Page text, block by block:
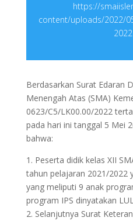
https://
content/uploads/2022/
Berdasarkan Surat Edaran
Menengah Atas (SMA)
0623/C5/LK00.00/2022
pada hari ini tanggal 5 Mei
bahwa:
1. Peserta didik kelas XII
tahun pelajaran 2021/2022
yang meliputi 9 anak
program IPS dinyatakan
2. Selanjutnya Surat